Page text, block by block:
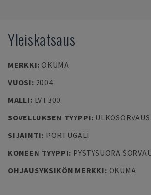
Yleiskatsaus
MERKKI: OKUMA
VUOSI: 2004
MALLI: LVT300
SOVELLUKSEN TYYPPI: ULKOSORVAUS
SIJAINTI: PORTUGALI
KONEEN TYYPPI: PYSTYSUORA
OHJAUSYKSIKÖN MERKKI: OKUMA